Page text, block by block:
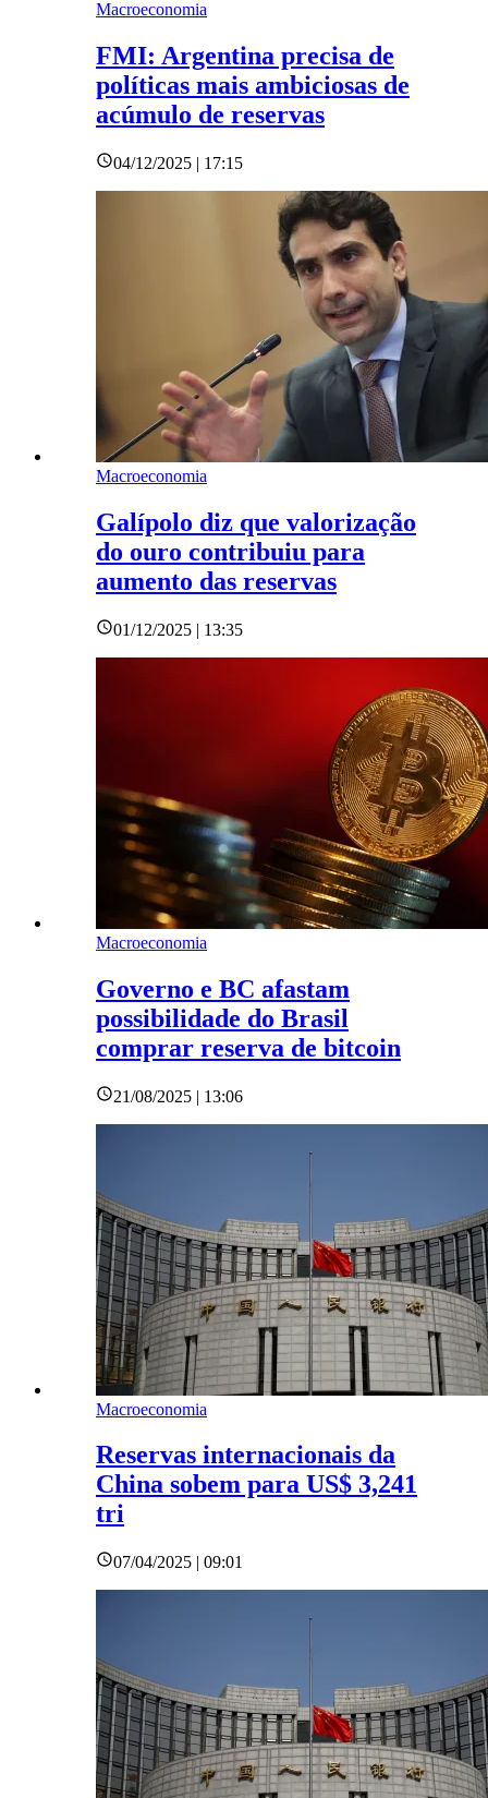
Macroeconomia
FMI: Argentina precisa de
políticas mais ambiciosas de
acúmulo de reservas
04/12/2025 | 17:15
Macroeconomia
Galípolo diz que valorização
do ouro contribuiu para
aumento das reservas
01/12/2025 | 13:35
Macroeconomia
Governo e BC afastam
possibilidade do Brasil
comprar reserva de bitcoin
21/08/2025 | 13:06
Macroeconomia
Reservas internacionais da
China sobem para US$ 3,241
tri
07/04/2025 | 09:01